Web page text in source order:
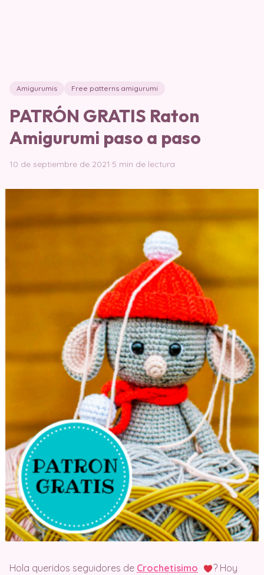
Amigurumis Free patterns amigurumi
PATRÓN GRATIS Raton
Amigurumi paso a paso
10 de septiembre de 2021·5 min de lectura
Hola queridos seguidores de Crochetisimo
? Hoy